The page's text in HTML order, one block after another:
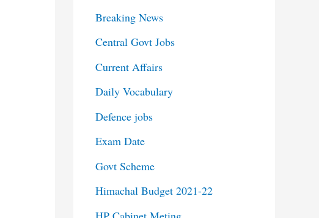
Breaking News
Central Govt Jobs
Current Affairs
Daily Vocabulary
Defence jobs
Exam Date
Govt Scheme
Himachal Budget 2021-22